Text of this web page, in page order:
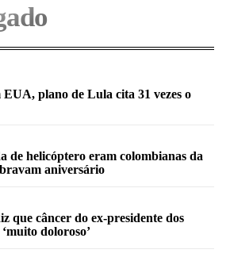
EUA, plano de Lula cita 31 vezes o
de helicóptero eram colombianas da
aniversário
que câncer do ex-presidente dos
doloroso’